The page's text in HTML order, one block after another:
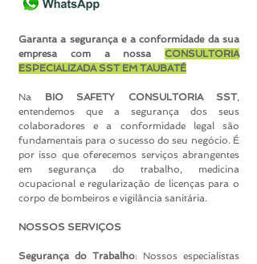
Garanta a segurança e a conformidade da sua
empresa com a nossa CONSULTORIA
ESPECIALIZADA SST EM TAUBATÉ
Na BIO SAFETY CONSULTORIA SST,
entendemos que a segurança dos seus
colaboradores e a conformidade legal são
fundamentais para o sucesso do seu negócio. É
por isso que oferecemos serviços abrangentes
em segurança do trabalho, medicina
ocupacional e regularização de licenças para o
corpo de bombeiros e vigilância sanitária.
NOSSOS SERVIÇOS
Segurança do Trabalho: Nossos especialistas